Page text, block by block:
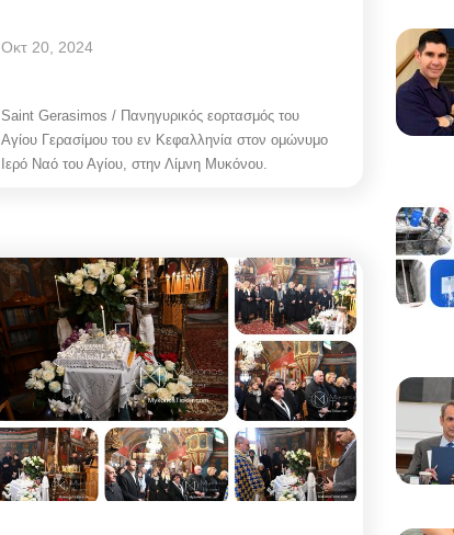
Οκτ 20, 2024
Saint Gerasimos / Πανηγυρικός εορτασμός του
Αγίου Γερασίμου του εν Κεφαλληνία στον ομώνυμο
Ιερό Ναό του Αγίου, στην Λίμνη Μυκόνου.